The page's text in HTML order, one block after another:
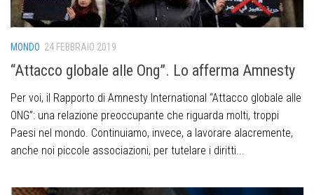
MONDO 24 FEBBRAIO 2019
“Attacco globale alle Ong”. Lo afferma Amnesty
Per voi, il Rapporto di Amnesty International “Attacco globale alle
ONG”: una relazione preoccupante che riguarda molti, troppi
Paesi nel mondo. Continuiamo, invece, a lavorare alacremente,
anche noi piccole associazioni, per tutelare i diritti...